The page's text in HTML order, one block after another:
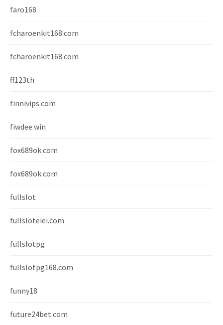
faro168
fcharoenkit168.com
fcharoenkit168.com
ff123th
finnivips.com
fiwdee.win
fox689ok.com
fox689ok.com
fullslot
fullsloteiei.com
fullslotpg
fullslotpg168.com
funny18
future24bet.com